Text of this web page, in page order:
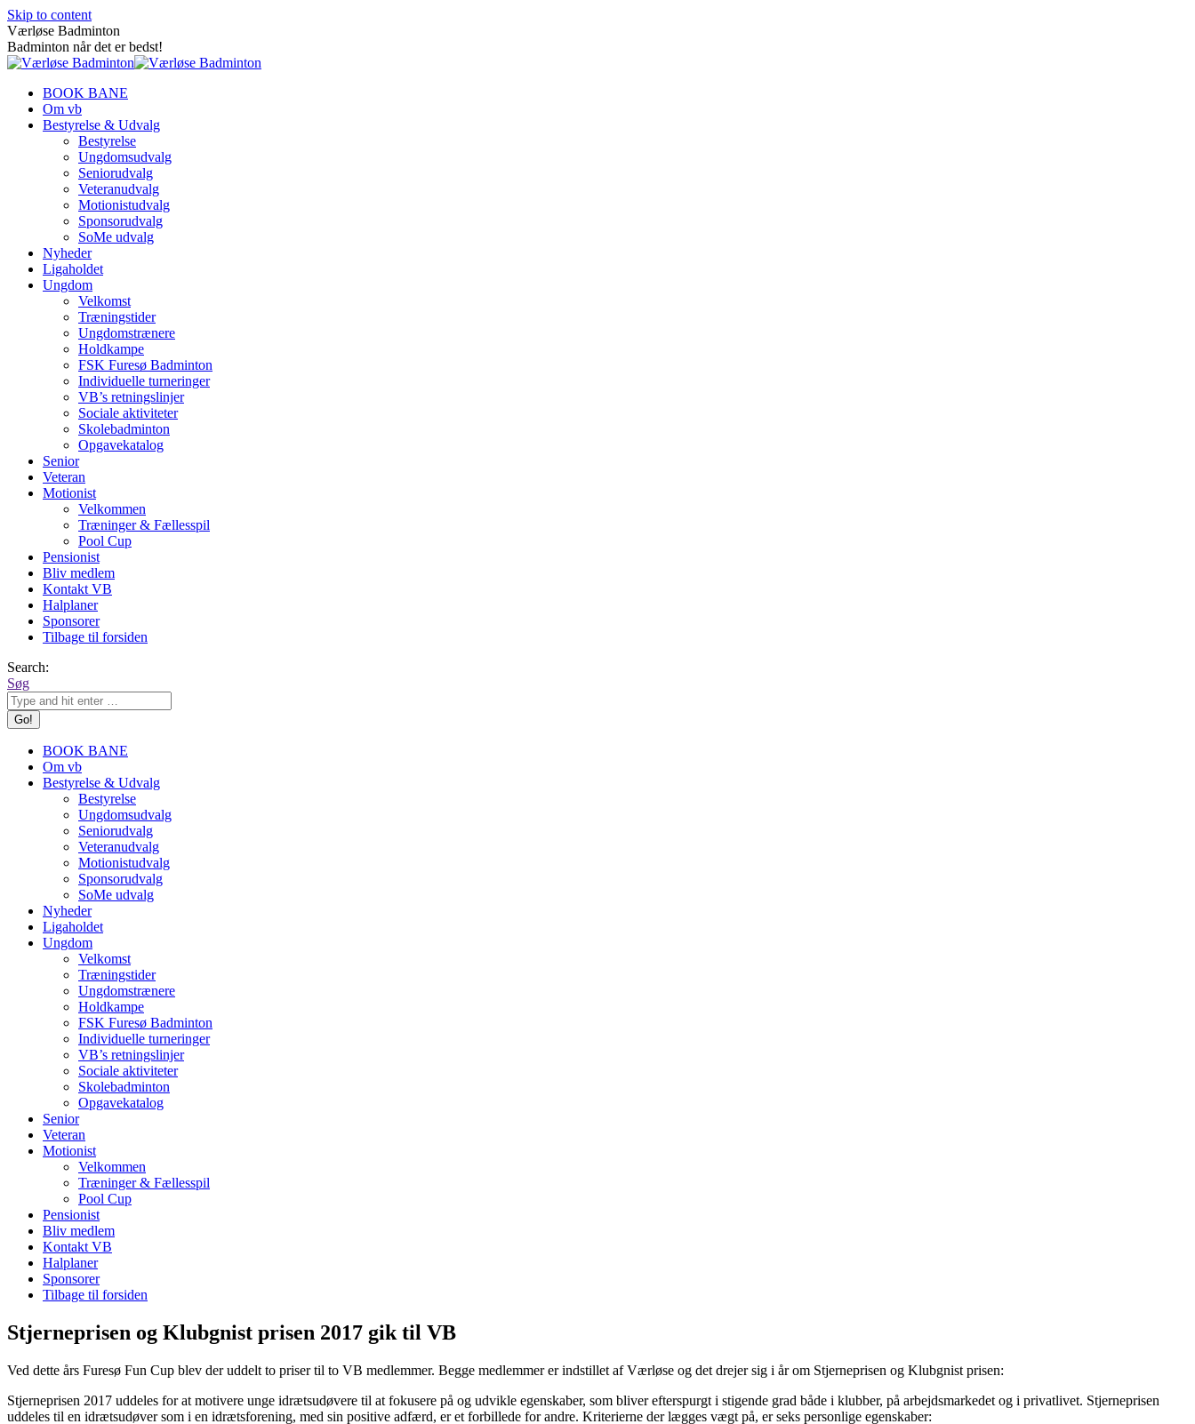
Skip to content
Værløse Badminton
Badminton når det er bedst!
BOOK BANE
Om vb
Bestyrelse & Udvalg
Bestyrelse
Ungdomsudvalg
Seniorudvalg
Veteranudvalg
Motionistudvalg
Sponsorudvalg
SoMe udvalg
Nyheder
Ligaholdet
Ungdom
Velkomst
Træningstider
Ungdomstrænere
Holdkampe
FSK Furesø Badminton
Individuelle turneringer
VB’s retningslinjer
Sociale aktiviteter
Skolebadminton
Opgavekatalog
Senior
Veteran
Motionist
Velkommen
Træninger & Fællesspil
Pool Cup
Pensionist
Bliv medlem
Kontakt VB
Halplaner
Sponsorer
Tilbage til forsiden
Search:
Søg
BOOK BANE
Om vb
Bestyrelse & Udvalg
Bestyrelse
Ungdomsudvalg
Seniorudvalg
Veteranudvalg
Motionistudvalg
Sponsorudvalg
SoMe udvalg
Nyheder
Ligaholdet
Ungdom
Velkomst
Træningstider
Ungdomstrænere
Holdkampe
FSK Furesø Badminton
Individuelle turneringer
VB’s retningslinjer
Sociale aktiviteter
Skolebadminton
Opgavekatalog
Senior
Veteran
Motionist
Velkommen
Træninger & Fællesspil
Pool Cup
Pensionist
Bliv medlem
Kontakt VB
Halplaner
Sponsorer
Tilbage til forsiden
Stjerneprisen og Klubgnist prisen 2017 gik til VB
Ved dette års Furesø Fun Cup blev der uddelt to priser til to VB medlemmer. Begge medlemmer er indstillet af Værløse og det drejer sig i år om Stjerneprisen og Klubgnist prisen:
Stjerneprisen 2017 uddeles for at motivere unge idrætsudøvere til at fokusere på og udvikle egenskaber, som bliver efterspurgt i stigende grad både i klubber, på arbejdsmarkedet og i privatlivet. Stjerneprisen
uddeles til en idrætsudøver som i en idrætsforening, med sin positive adfærd, er et forbillede for andre. Kriterierne der lægges vægt på, er seks personlige egenskaber: